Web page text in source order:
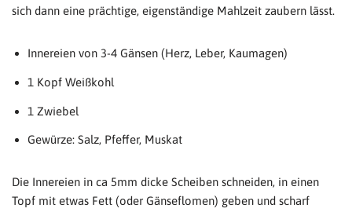
sich dann eine prächtige, eigenständige Mahlzeit zaubern lässt.
Innereien von 3-4 Gänsen (Herz, Leber, Kaumagen)
1 Kopf Weißkohl
1 Zwiebel
Gewürze: Salz, Pfeffer, Muskat
Die Innereien in ca 5mm dicke Scheiben schneiden, in einen
Topf mit etwas Fett (oder Gänseflomen) geben und scharf